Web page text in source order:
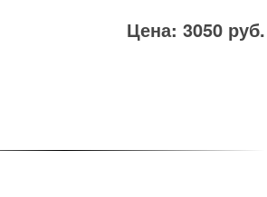
Цена: 3050 руб.